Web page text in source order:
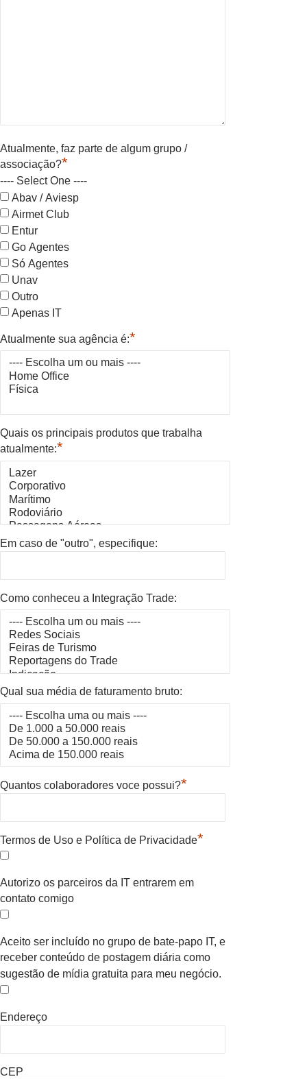
Atualmente, faz parte de algum grupo /
associação?*
---- Select One ----
Abav / Aviesp
Airmet Club
Entur
Go Agentes
Só Agentes
Unav
Outro
Apenas IT
Atualmente sua agência é:*
Quais os principais produtos que trabalha
atualmente:*
Em caso de "outro", especifique:
Como conheceu a Integração Trade:
Qual sua média de faturamento bruto:
Quantos colaboradores voce possui?*
Termos de Uso e Política de Privacidade*
Autorizo os parceiros da IT entrarem em
contato comigo
Aceito ser incluído no grupo de bate-papo IT, e
receber conteúdo de postagem diária como
sugestão de mídia gratuita para meu negócio.
Endereço
CEP